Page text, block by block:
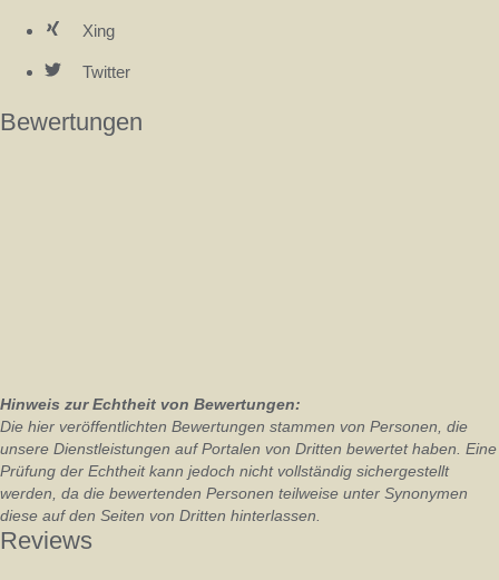
Xing
Twitter
Bewertungen
Hinweis zur Echtheit von Bewertungen:
Die hier veröffentlichten Bewertungen stammen von Personen, die
unsere Dienstleistungen auf Portalen von Dritten bewertet haben. Eine
Prüfung der Echtheit kann jedoch nicht vollständig sichergestellt
werden, da die bewertenden Personen teilweise unter Synonymen
diese auf den Seiten von Dritten hinterlassen.
Reviews